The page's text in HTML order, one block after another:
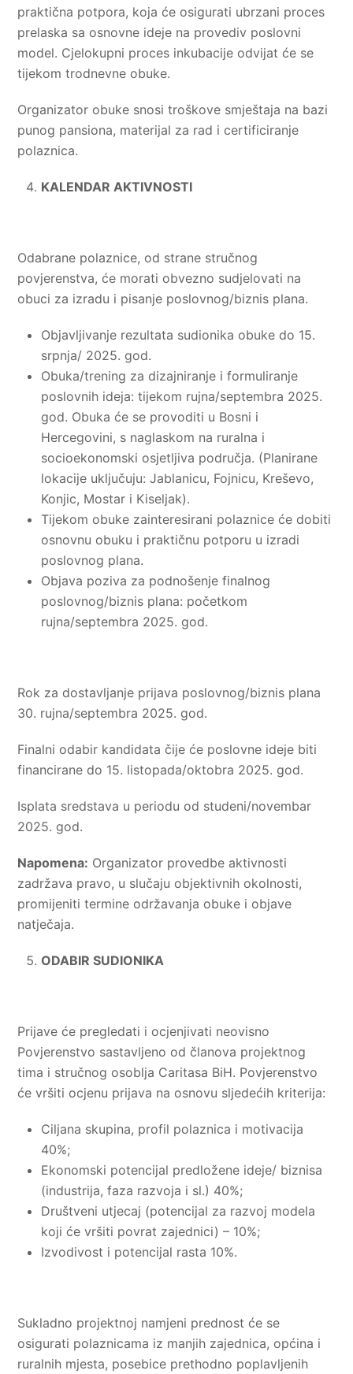
praktična potpora, koja će osigurati ubrzani proces
prelaska sa osnovne ideje na provediv poslovni
model. Cjelokupni proces inkubacije odvijat će se
tijekom trodnevne obuke.
Organizator obuke snosi troškove smještaja na bazi
punog pansiona, materijal za rad i certificiranje
polaznica.
KALENDAR AKTIVNOSTI
Odabrane polaznice, od strane stručnog
povjerenstva, će morati obvezno sudjelovati na
obuci za izradu i pisanje poslovnog/biznis plana.
Objavljivanje rezultata sudionika obuke do 15.
srpnja/ 2025. god.
Obuka/trening za dizajniranje i formuliranje
poslovnih ideja: tijekom rujna/septembra 2025.
god. Obuka će se provoditi u Bosni i
Hercegovini, s naglaskom na ruralna i
socioekonomski osjetljiva područja. (Planirane
lokacije uključuju: Jablanicu, Fojnicu, Kreševo,
Konjic, Mostar i Kiseljak).
Tijekom obuke zainteresirani polaznice će dobiti
osnovnu obuku i praktičnu potporu u izradi
poslovnog plana.
Objava poziva za podnošenje finalnog
poslovnog/biznis plana: početkom
rujna/septembra 2025. god.
Rok za dostavljanje prijava poslovnog/biznis plana
30. rujna/septembra 2025. god.
Finalni odabir kandidata čije će poslovne ideje biti
financirane do 15. listopada/oktobra 2025. god.
Isplata sredstava u periodu od studeni/novembar
2025. god.
Napomena: Organizator provedbe aktivnosti
zadržava pravo, u slučaju objektivnih okolnosti,
promijeniti termine održavanja obuke i objave
natječaja.
ODABIR SUDIONIKA
Prijave će pregledati i ocjenjivati neovisno
Povjerenstvo sastavljeno od članova projektnog
tima i stručnog osoblja Caritasa BiH. Povjerenstvo
će vršiti ocjenu prijava na osnovu sljedećih kriterija:
Ciljana skupina, profil polaznica i motivacija
40%;
Ekonomski potencijal predložene ideje/ biznisa
(industrija, faza razvoja i sl.) 40%;
Društveni utjecaj (potencijal za razvoj modela
koji će vršiti povrat zajednici) – 10%;
Izvodivost i potencijal rasta 10%.
Sukladno projektnoj namjeni prednost će se
osigurati polaznicama iz manjih zajednica, općina i
ruralnih mjesta, posebice prethodno poplavljenih